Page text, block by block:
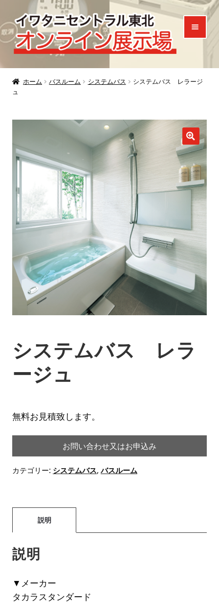
ナ
ビ
ゲ
ー
シ
ョ
ン
ッ
プ
コ
ン
テ
ン
ツ
へ
ス
ホーム
ご来場特典
お問い合わせ
ホーム バスルーム システムバス
システムバス レラージ
ュ
システムバス レラ
ージュ
無料お見積致します。
お問い合わせ又はお申込み
カテゴリー: システムバス,バスルーム
説明
説明
▼メーカー
タカラスタンダード